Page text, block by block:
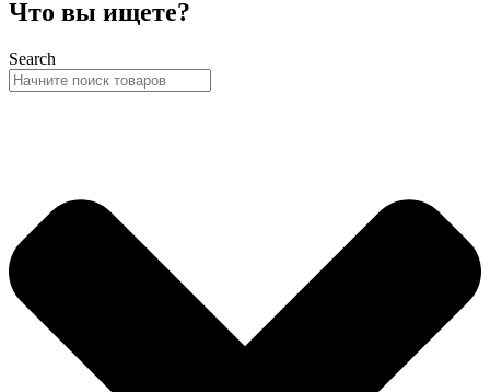
Что вы ищете?
Search